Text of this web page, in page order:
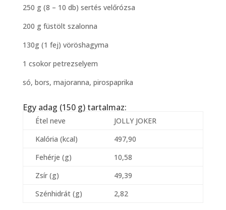
250 g (8 – 10 db) sertés velőrózsa
200 g füstölt szalonna
130g (1 fej) vöröshagyma
1 csokor petrezselyem
só, bors, majoranna, pirospaprika
Egy adag (150 g) tartalmaz:
Étel neve
JOLLY JOKER
Kalória (kcal)
497,90
Fehérje (g)
10,58
Zsír (g)
49,39
Szénhidrát (g)
2,82